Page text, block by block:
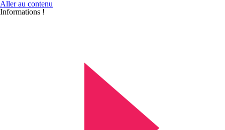
Aller au contenu
Informations !